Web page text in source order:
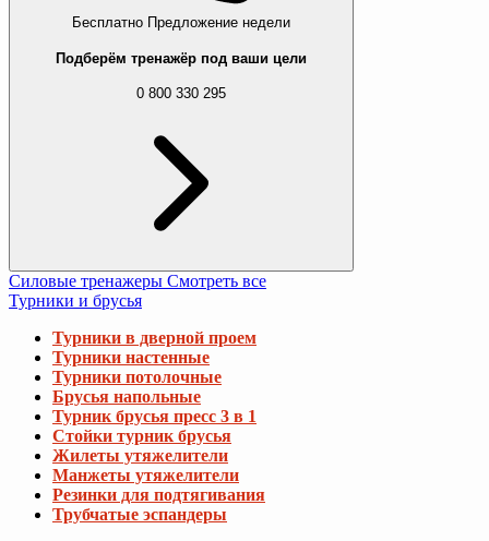
Бесплатно Предложение недели
Подберём тренажёр под ваши цели
0 800 330 295
Силовые тренажеры Смотреть все
Турники и брусья
Турники в дверной проем
Турники настенные
Турники потолочные
Брусья напольные
Турник брусья пресс 3 в 1
Стойки турник брусья
Жилеты утяжелители
Манжеты утяжелители
Резинки для подтягивания
Трубчатые эспандеры